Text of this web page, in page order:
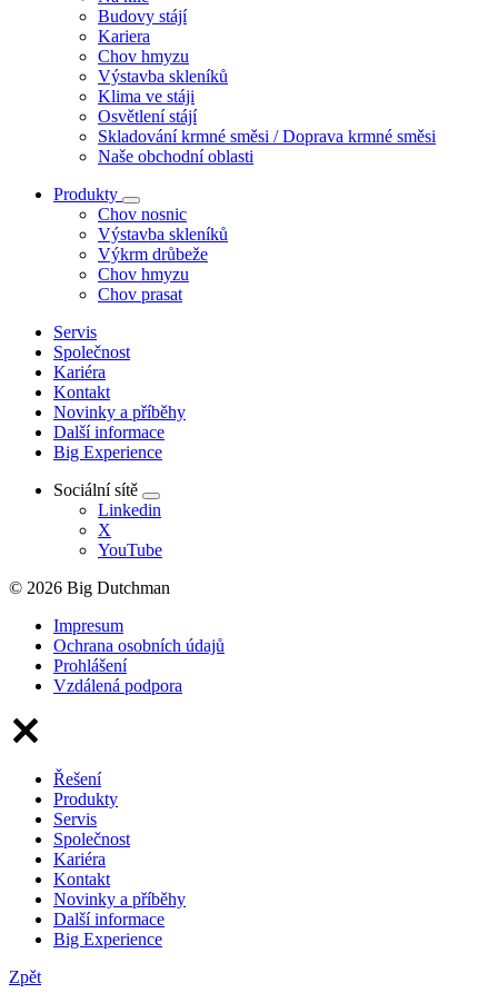
Budovy stájí
Kariera
Chov hmyzu
Výstavba skleníků
Klima ve stáji
Osvětlení stájí
Skladování krmné směsi / Doprava krmné směsi
Naše obchodní oblasti
Produkty
Chov nosnic
Výstavba skleníků
Výkrm drůbeže
Chov hmyzu
Chov prasat
Servis
Společnost
Kariéra
Kontakt
Novinky a příběhy
Další informace
Big Experience
Sociální sítě
Linkedin
X
YouTube
© 2026 Big Dutchman
Impresum
Ochrana osobních údajů
Prohlášení
Vzdálená podpora
Řešení
Produkty
Servis
Společnost
Kariéra
Kontakt
Novinky a příběhy
Další informace
Big Experience
Zpět